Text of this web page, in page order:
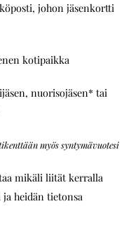
johon jäsenkortti
kotipaikka
nuorisojäsen* tai
myös syntymävuotesi
mikäli liität kerralla
heidän tietonsa